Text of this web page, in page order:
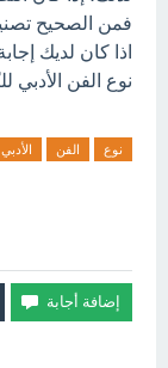
فمن الصحيح
اذا كان لديك
نوع الفن الأدبي
نوع الفن الأدبي